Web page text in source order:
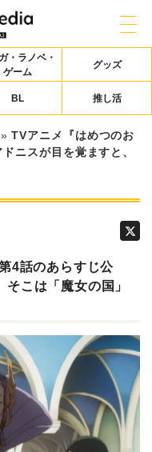
・ラノベ・
ゲーム
グッズ
BL 推し活
»TVアニメ『はめつのお
ニスが目を覚ますと、
4話のあらすじ公
こは「魔女の国」